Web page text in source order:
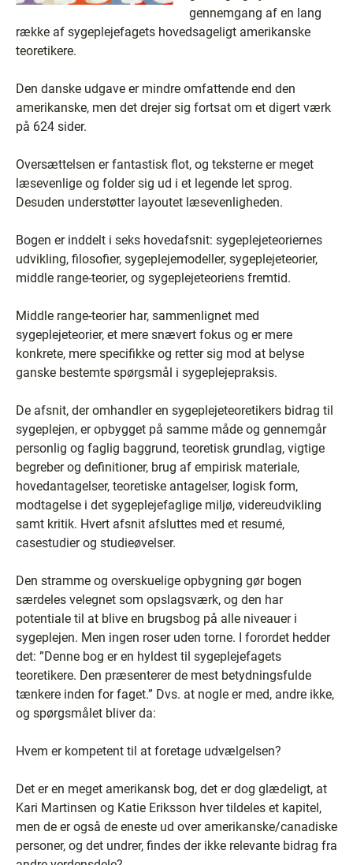
gennemgang af en lang
række af sygeplejefagets hovedsageligt amerikanske
teoretikere.
Den danske udgave er mindre omfattende end den
amerikanske, men det drejer sig fortsat om et digert værk
på 624 sider.
Oversættelsen er fantastisk flot, og teksterne er meget
læsevenlige og folder sig ud i et legende let sprog.
Desuden understøtter layoutet læsevenligheden.
Bogen er inddelt i seks hovedafsnit: sygeplejeteoriernes
udvikling, filosofier, sygeplejemodeller, sygeplejeteorier,
middle range-teorier, og sygeplejeteoriens fremtid.
Middle range-teorier har, sammenlignet med
sygeplejeteorier, et mere snævert fokus og er mere
konkrete, mere specifikke og retter sig mod at belyse
ganske bestemte spørgsmål i sygeplejepraksis.
De afsnit, der omhandler en sygeplejeteoretikers bidrag til
sygeplejen, er opbygget på samme måde og gennemgår
personlig og faglig baggrund, teoretisk grundlag, vigtige
begreber og definitioner, brug af empirisk materiale,
hovedantagelser, teoretiske antagelser, logisk form,
modtagelse i det sygeplejefaglige miljø, videreudvikling
samt kritik. Hvert afsnit afsluttes med et resumé,
casestudier og studieøvelser.
Den stramme og overskuelige opbygning gør bogen
særdeles velegnet som opslagsværk, og den har
potentiale til at blive en brugsbog på alle niveauer i
sygeplejen. Men ingen roser uden torne. I forordet hedder
det: ”Denne bog er en hyldest til sygeplejefagets
teoretikere. Den præsenterer de mest betydningsfulde
tænkere inden for faget.” Dvs. at nogle er med, andre ikke,
og spørgsmålet bliver da:
Hvem er kompetent til at foretage udvælgelsen?
Det er en meget amerikansk bog, det er dog glædeligt, at
Kari Martinsen og Katie Eriksson hver tildeles et kapitel,
men de er også de eneste ud over amerikanske/canadiske
personer, og det undrer, findes der ikke relevante bidrag fra